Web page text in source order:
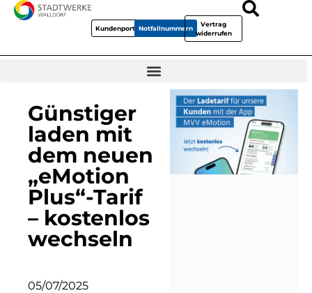
KundenportalNotfallnummern
Vertrag
widerrufen
Günstiger
laden mit
dem neuen
„eMotion
Plus“-Tarif
– kostenlos
wechseln
05/07/2025